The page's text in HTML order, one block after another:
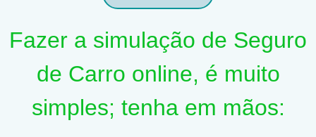
Fazer a simulação de Seguro
de Carro online, é muito
simples; tenha em mãos: